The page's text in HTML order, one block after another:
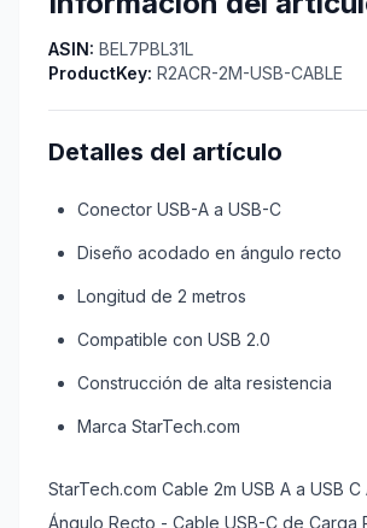
ASIN: BEL7PBL31L
ProductKey: R2ACR-2M-USB-CABLE
Detalles del artículo
Conector USB-A a USB-C
Diseño acodado en ángulo recto
Longitud de 2 metros
Compatible con USB 2.0
Construcción de alta resistencia
Marca StarTech.com
StarTech.com Cable 2m USB A a USB
Ángulo Recto - Cable USB-C de Carga